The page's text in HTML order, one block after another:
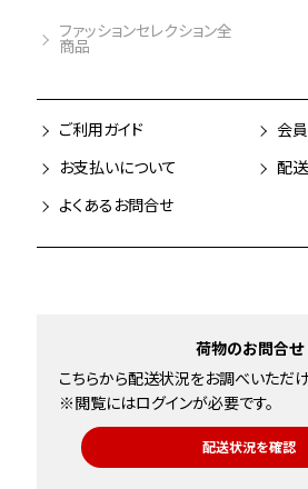
ファッションセレクション全
商品
ご利用ガイド 会
お支払いについて 配
よくあるお問合せ
荷物のお問合せ
こちらから配送状況をお調べいただけ
※閲覧にはログインが必要です。
配送状況を確認